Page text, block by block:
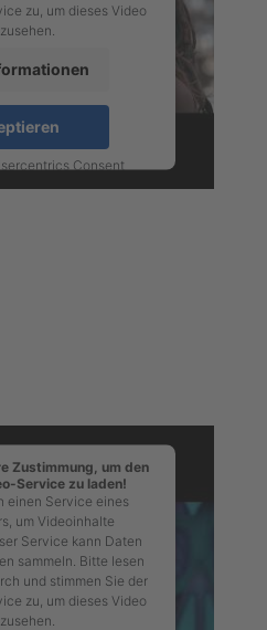
zu, um dieses Video
Consent
Zustimmung, um den
Service zu laden!
einen Service eines
um Videoinhalte
Service kann Daten
sammeln. Bitte lesen
und stimmen Sie der
zu, um dieses Video